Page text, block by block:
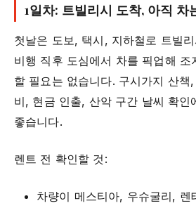
1일차: 트빌리시 도착, 아직 차
첫날은 도보, 택시, 지하철로 트빌
비행 직후 도심에서 차를 픽업해
할 필요는 없습니다. 구시가지 산
비, 현금 인출, 산악 구간 날씨 확인
좋습니다.
렌트 전 확인할 것:
차량이 메스티아, 우슈굴리, 렌